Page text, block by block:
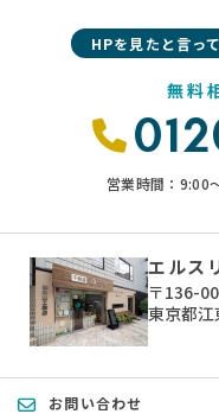
HPを見たと言っ
無料
営業時間：9:00
エルス
〒136-
東京都
お問い合わせ